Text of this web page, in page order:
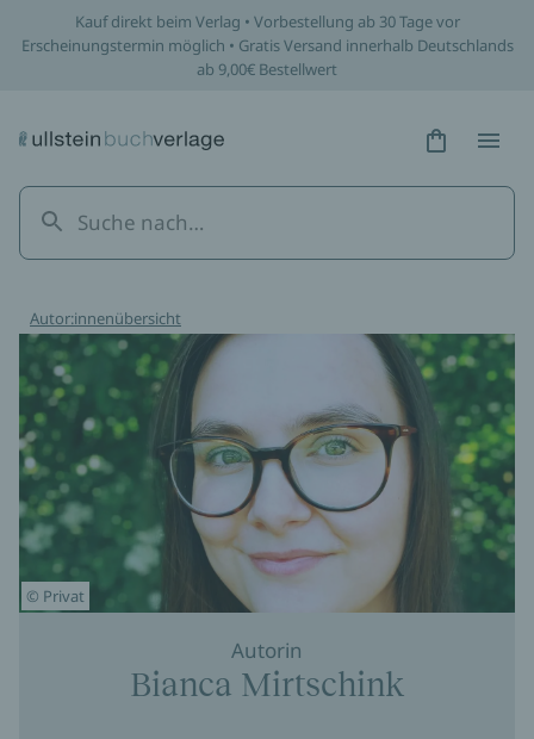
Kauf direkt beim Verlag • Vorbestellung ab 30 Tage vor
Erscheinungstermin möglich • Gratis Versand innerhalb Deutschlands
ab 9,00€ Bestellwert
Hidden
Autor:innenübersicht
© Privat
Autorin
Bianca Mirtschink